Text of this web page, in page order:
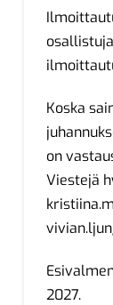
Koska
on
Viestejä
2027.